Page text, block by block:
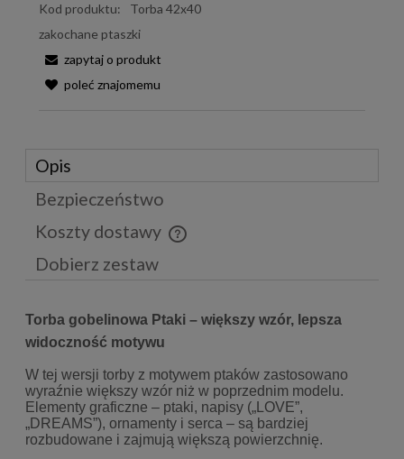
Kod produktu:
Torba 42x40
zakochane ptaszki
zapytaj o produkt
poleć znajomemu
Opis
Bezpieczeństwo
Koszty dostawy
Cena nie zawiera ewentualnych kosztów płatności
Dobierz zestaw
Torba gobelinowa Ptaki – większy wzór, lepsza
widoczność motywu
W tej wersji torby z motywem ptaków zastosowano
wyraźnie większy wzór niż w poprzednim modelu.
Elementy graficzne – ptaki, napisy („LOVE”,
„DREAMS”), ornamenty i serca – są bardziej
rozbudowane i zajmują większą powierzchnię.